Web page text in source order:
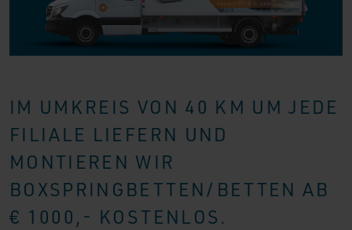
IM UMKREIS VON 40 KM UM JEDE
FILIALE LIEFERN UND
MONTIEREN WIR
BOXSPRINGBETTEN/BETTEN AB
€ 1000,- KOSTENLOS.